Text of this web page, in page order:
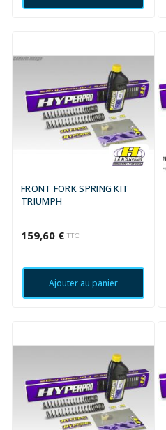
FRONT FORK SPRING KIT
TRIUMPH
159,60 € TTC
Ajouter au panier